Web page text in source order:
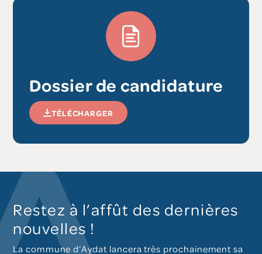
Dossier de candidature
TÉLÉCHARGER
Restez à l’affût des dernières
nouvelles !
La commune d’Aydat lancera très prochainement sa